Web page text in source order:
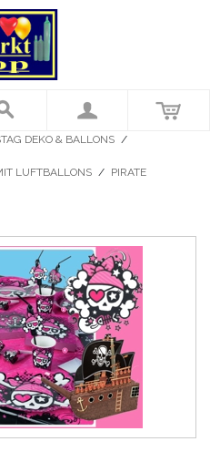
DEKO & BALLONS /
LUFTBALLONS / PIRATE